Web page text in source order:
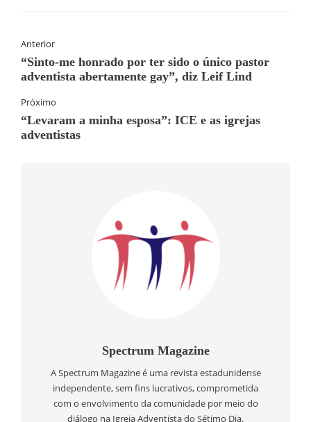
Anterior
“Sinto-me honrado por ter sido o único pastor
adventista abertamente gay”, diz Leif Lind
Próximo
“Levaram a minha esposa”: ICE e as igrejas
adventistas
Spectrum Magazine
A Spectrum Magazine é uma revista estadunidense
independente, sem fins lucrativos, comprometida
com o envolvimento da comunidade por meio do
diálogo na Igreja Adventista do Sétimo Dia.